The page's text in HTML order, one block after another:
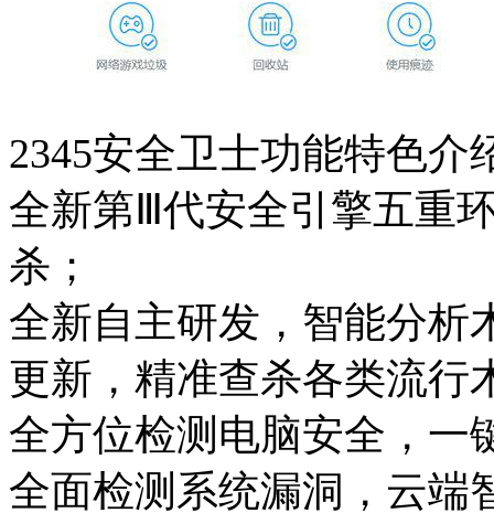
2345安全卫士功能特色介
全新第Ⅲ代安全引擎五重
杀；
全新自主研发，智能分析
更新，精准查杀各类流行
全方位检测电脑安全，一
全面检测系统漏洞，云端